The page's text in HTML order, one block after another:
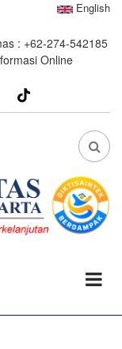
English
: +62-274-542185
Online
FA